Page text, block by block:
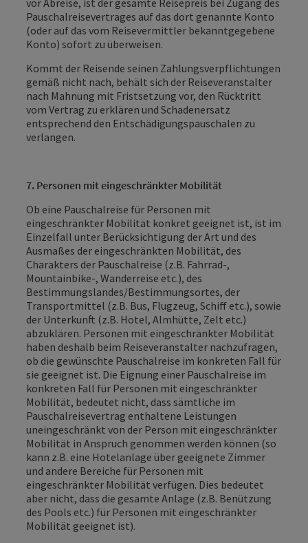
vor Abreise, ist der gesamte Reisepreis bei Zugang des
Pauschalreisevertrages auf das dort genannte Konto
(oder auf das vom Reisevermittler bekanntgegebene
Konto) sofort zu überweisen.
Kommt der Reisende seinen Zahlungsverpflichtungen
gemäß nicht nach, behält sich der Reiseveranstalter
nach Mahnung mit Fristsetzung vor, den Rücktritt
vom Vertrag zu erklären und Schadenersatz
entsprechend den Entschädigungspauschalen zu
verlangen.
7. Personen mit eingeschränkter Mobilität
Ob eine Pauschalreise für Personen mit
eingeschränkter Mobilität konkret geeignet ist, ist im
Einzelfall unter Berücksichtigung der Art und des
Ausmaßes der eingeschränkten Mobilität, des
Charakters der Pauschalreise (z.B. Fahrrad-,
Mountainbike-, Wanderreise etc.), des
Bestimmungslandes/Bestimmungsortes, der
Transportmittel (z.B. Bus, Flugzeug, Schiff etc.), sowie
der Unterkunft (z.B. Hotel, Almhütte, Zelt etc.)
abzuklären. Personen mit eingeschränkter Mobilität
haben deshalb beim Reiseveranstalter nachzufragen,
ob die gewünschte Pauschalreise im konkreten Fall für
sie geeignet ist. Die Eignung einer Pauschalreise im
konkreten Fall für Personen mit eingeschränkter
Mobilität, bedeutet nicht, dass sämtliche im
Pauschalreisevertrag enthaltene Leistungen
uneingeschränkt von der Person mit eingeschränkter
Mobilität in Anspruch genommen werden können (so
kann z.B. eine Hotelanlage über geeignete Zimmer
und andere Bereiche für Personen mit
eingeschränkter Mobilität verfügen. Dies bedeutet
aber nicht, dass die gesamte Anlage (z.B. Benützung
des Pools etc.) für Personen mit eingeschränkter
Mobilität geeignet ist).